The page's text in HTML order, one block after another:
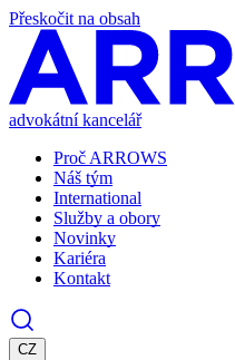
Přeskočit na obsah
advokátní kancelář
Proč ARROWS
Náš tým
International
Služby a obory
Novinky
Kariéra
Kontakt
CZ